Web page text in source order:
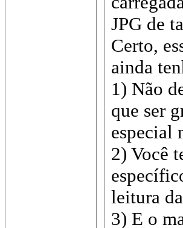
JPG de
Certo,
ainda
1) Não
que ser
especial
2) Você
leitura
3) E o